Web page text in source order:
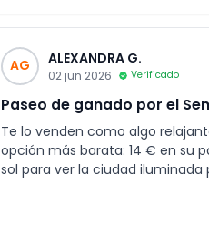
AG ALEXANDRA G.
02 jun 2026 Verificado
Paseo de ganado por el
Te lo venden como algo
opción más barata: 14 € en su
sol para ver la ciudad iluminada